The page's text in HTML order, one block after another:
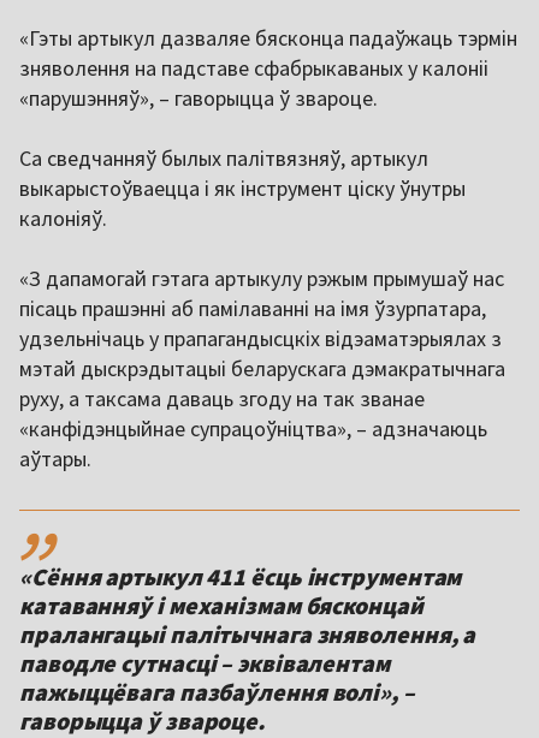
«Гэты артыкул дазваляе бясконца падаўжаць тэрмін
зняволення на падставе сфабрыкаваных у калоніі
«парушэнняў», – гаворыцца ў звароце.
Са сведчанняў былых палітвязняў, артыкул
выкарыстоўваецца і як інструмент ціску ўнутры
калоніяў.
«З дапамогай гэтага артыкулу рэжым прымушаў нас
пісаць прашэнні аб памілаванні на імя ўзурпатара,
удзельнічаць у прапагандысцкіх відэаматэрыялах з
мэтай дыскрэдытацыі беларускага дэмакратычнага
руху, а таксама даваць згоду на так званае
«канфідэнцыйнае супрацоўніцтва», – адзначаюць
аўтары.
,,
«Сёння артыкул 411 ёсць інструментам
катаванняў і механізмам бясконцай
пралангацыі палітычнага зняволення, а
паводле сутнасці – эквівалентам
пажыццёвага пазбаўлення волі», –
гаворыцца ў звароце.